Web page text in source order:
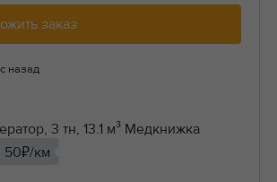
заказ
назад
3 тн, 13.1 м³ Медкнижка
50₽/км